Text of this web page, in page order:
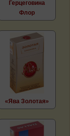
Герцеговина
Флор
«Ява Золотая»